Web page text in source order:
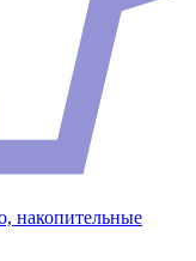
накопительные